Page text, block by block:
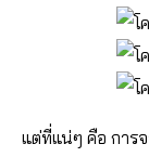
แต่ที่แน่ๆ คือ การ